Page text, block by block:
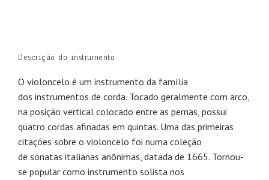
Descrição do instrumento
O violoncelo é um instrumento da família
dos instrumentos de corda. Tocado geralmente com arco,
na posição vertical colocado entre as pernas, possui
quatro cordas afinadas em quintas. Uma das primeiras
citações sobre o violoncelo foi numa coleção
de sonatas italianas anônimas, datada de 1665. Tornou-
se popular como instrumento solista nos